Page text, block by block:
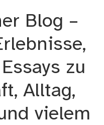
Blog –
zu
Alltag,
vielem